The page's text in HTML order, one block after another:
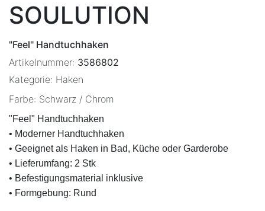
SOULUTION
"Feel" Handtuchhaken
Artikelnummer: 3586802
Kategorie: Haken
Farbe: Schwarz / Chrom
"Feel" Handtuchhaken
• Moderner Handtuchhaken
• Geeignet als Haken in Bad, Küche oder Garderobe
• Lieferumfang: 2 Stk
• Befestigungsmaterial inklusive
• Formgebung: Rund